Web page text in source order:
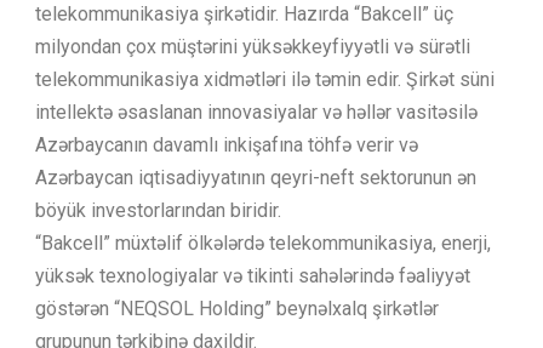
telekommunikasiya şirkətidir. Hazırda “Bakcell” üç
milyondan çox müştərini yüksəkkeyfiyyətli və sürətli
telekommunikasiya xidmətləri ilə təmin edir. Şirkət süni
intellektə əsaslanan innovasiyalar və həllər vasitəsilə
Azərbaycanın davamlı inkişafına töhfə verir və
Azərbaycan iqtisadiyyatının qeyri-neft sektorunun ən
böyük investorlarından biridir.
“Bakcell” müxtəlif ölkələrdə telekommunikasiya, enerji,
yüksək texnologiyalar və tikinti sahələrində fəaliyyət
göstərən “NEQSOL Holding” beynəlxalq şirkətlər
qrupunun tərkibinə daxildir.